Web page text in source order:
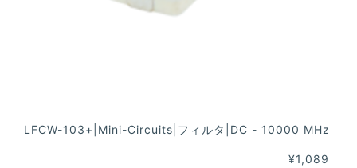
LFCW-103+|Mini-Circuits|フィルタ|DC - 10000 MHz
¥1,089